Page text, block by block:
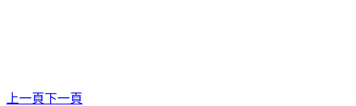
上一頁下一頁